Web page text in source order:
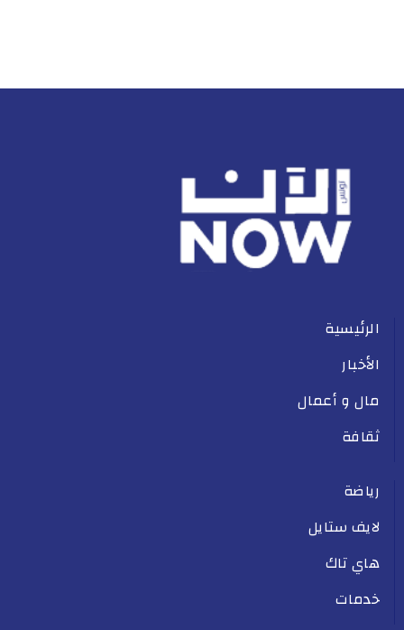
الرئيسية
الأخبار
مال و أعمال
ثقافة
رياضة
لايف ستايل
هاي تاك
خدمات